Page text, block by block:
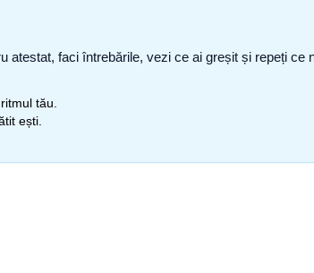
atestat, faci întrebările, vezi ce ai greșit și repeți
tău.
ești.